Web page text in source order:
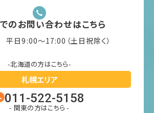
のお問い合わせはこちら
日9:00〜17:00（土日祝除く）
-北海道の方はこちら-
札幌エリア
011-522-5158
- 関東の方はこちら -